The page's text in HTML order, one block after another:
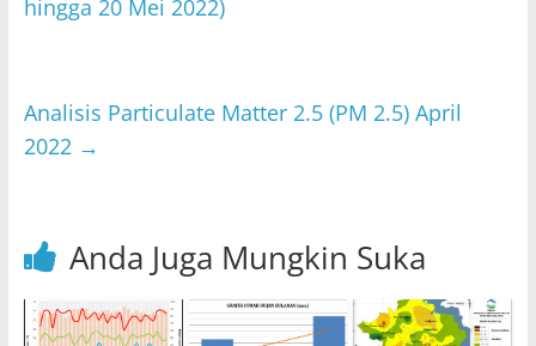
A b
k
hingga 20 Mei 2022)
Analisis Particulate Matter 2.5 (PM 2.5) April
2022 →
Anda Juga Mungkin Suka